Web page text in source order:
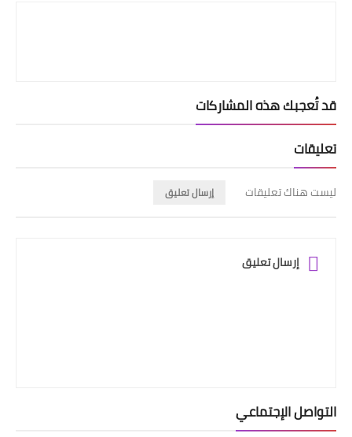
قد تُعجبك هذه المشاركات
تعليقات
ليست هناك تعليقات إرسال تعليق
إرسال تعليق
التواصل الإجتماعي